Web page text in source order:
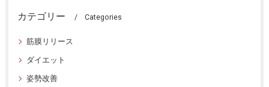
カテゴリー Categories
筋膜リリース
ダイエット
姿勢改善